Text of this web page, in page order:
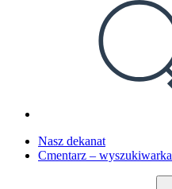
Nasz dekanat
Cmentarz –